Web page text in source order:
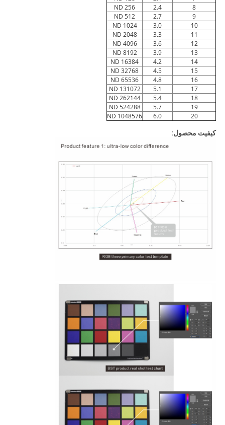
8
2.4
ND 256
9
2.7
ND 512
10
3.0
ND 1024
11
3.3
ND 2048
12
3.6
ND 4096
13
3.9
ND 8192
14
4.2
ND 16384
15
4.5
ND 32768
16
4.8
ND 65536
17
5.1
ND 131072
18
5.4
ND 262144
19
5.7
ND 524288
20
6.0
ND 1048576
کیفیت محصول: